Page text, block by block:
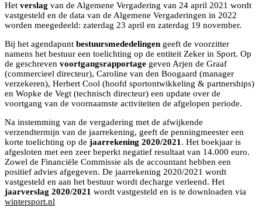
Het verslag van de Algemene Vergadering van 24 april 2021 wordt
vastgesteld en de data van de Algemene Vergaderingen in 2022
worden meegedeeld: zaterdag 23 april en zaterdag 19 november.
Bij het agendapunt bestuursmededelingen geeft de voorzitter
namens het bestuur een toelichting op de entiteit Zeker in Sport. Op
de geschreven voortgangsrapportage geven Arjen de Graaf
(commercieel directeur), Caroline van den Boogaard (manager
verzekeren), Herbert Cool (hoofd sportontwikkeling & partnerships)
en Wopke de Vegt (technisch directeur) een update over de
voortgang van de voornaamste activiteiten de afgelopen periode.
Na instemming van de vergadering met de afwijkende
verzendtermijn van de jaarrekening, geeft de penningmeester een
korte toelichting op de jaarrekening 2020/2021. Het boekjaar is
afgesloten met een zeer beperkt negatief resultaat van 14.000 euro.
Zowel de Financiële Commissie als de accountant hebben een
positief advies afgegeven. De jaarrekening 2020/2021 wordt
vastgesteld en aan het bestuur wordt decharge verleend. Het
jaarverslag 2020/2021 wordt vastgesteld en is te downloaden via
wintersport.nl